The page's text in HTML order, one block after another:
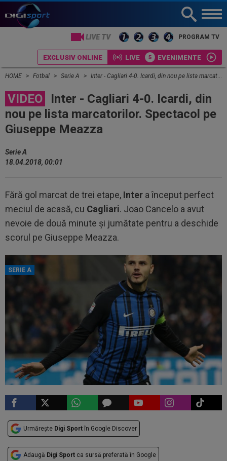
LIVE TV PROGRAM TV
EXCLUSIV ONLINE LIVE EVENIMENTE
HOME Fotbal Serie A Inter - Cagliari 4-0. Icardi, din nou pe lista marcatorilor. Spectacol pe Giuseppe Meazza
VIDEO
Inter - Cagliari 4-0. Icardi, din
nou pe lista marcatorilor. Spectacol pe
Giuseppe Meazza
Serie A
18.04.2018, 00:01
Fără gol marcat de trei etape, Inter a început perfect
meciul de acasă, cu Cagliari. Joao Cancelo a avut
nevoie de două minute şi jumătate pentru a deschide
scorul pe Giuseppe Meazza.
SERIE A
Urmărește Digi Sport în Google Discover
Adaugă Digi Sport ca sursă preferată în Google